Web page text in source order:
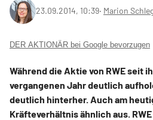
23.09.2014, 10:39‧ Marion
DER AKTIONÄR bei Google bevorzugen
Während die Aktie von RWE seit
vergangenen Jahr deutlich
deutlich hinterher. Auch am
Kräfteverhältnis ähnlich aus.